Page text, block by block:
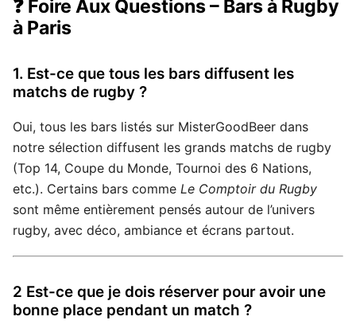
❓ Foire Aux Questions – Bars à Rugby
à Paris
1. Est-ce que tous les bars diffusent les
matchs de rugby ?
Oui, tous les bars listés sur MisterGoodBeer dans
notre sélection diffusent les grands matchs de rugby
(Top 14, Coupe du Monde, Tournoi des 6 Nations,
etc.). Certains bars comme Le Comptoir du Rugby
sont même entièrement pensés autour de l’univers
rugby, avec déco, ambiance et écrans partout.
2 Est-ce que je dois réserver pour avoir une
bonne place pendant un match ?